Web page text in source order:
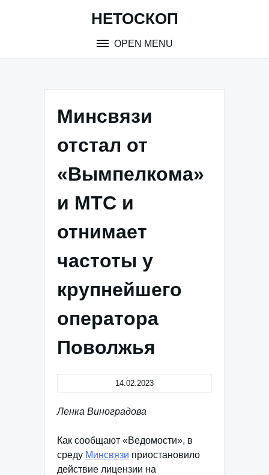
НЕТОСКОП
OPEN MENU
Минсвязи
отстал от
«Вымпелкома»
и МТС и
отнимает
частоты у
крупнейшего
оператора
Поволжья
14.02.2023
Ленка Виноградова
Как сообщают «Ведомости», в
среду Минсвязи приостановило
действие лицензии на